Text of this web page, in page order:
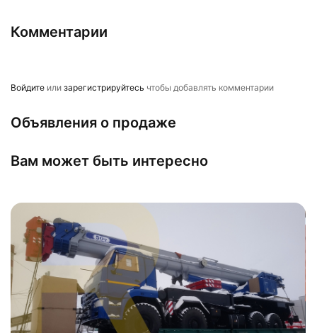
Комментарии
Войдите или зарегистрируйтесь чтобы добавлять комментарии
Объявления о продаже
Вам может быть интересно